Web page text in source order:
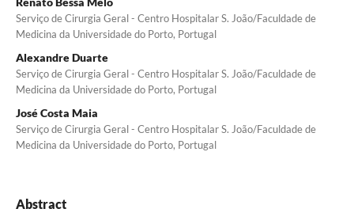
Serviço de Cirurgia Geral - Centro Hospitalar S. João/Faculdade de
Medicina da Universidade do Porto, Portugal
Alexandre Duarte
Serviço de Cirurgia Geral - Centro Hospitalar S. João/Faculdade de
Medicina da Universidade do Porto, Portugal
José Costa Maia
Serviço de Cirurgia Geral - Centro Hospitalar S. João/Faculdade de
Medicina da Universidade do Porto, Portugal
Abstract